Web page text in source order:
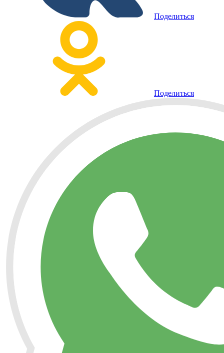
Поделиться
Поделиться